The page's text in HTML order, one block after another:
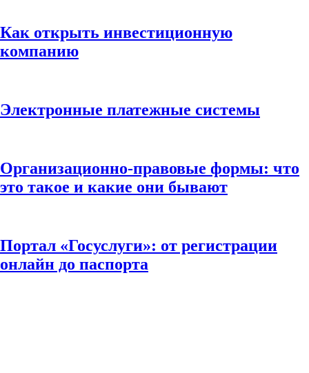
Как открыть инвестиционную
компанию
Электронные платежные системы
Организационно-правовые формы: что
это такое и какие они бывают
Портал «Госуслуги»: от регистрации
онлайн до паспорта